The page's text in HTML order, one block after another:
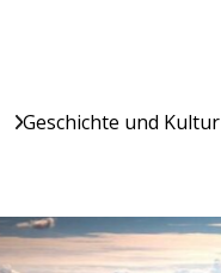
Geschichte und Kultur